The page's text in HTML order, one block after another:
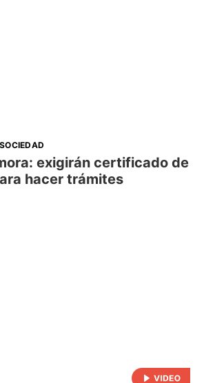
SOCIEDAD
exigirán certificado de
hacer trámites